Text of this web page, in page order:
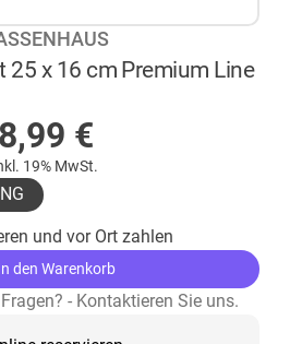
25 x 16 cm Premium Line
8,99 €
19% MwSt.
und vor Ort zahlen
den Warenkorb
- Kontaktieren Sie uns.